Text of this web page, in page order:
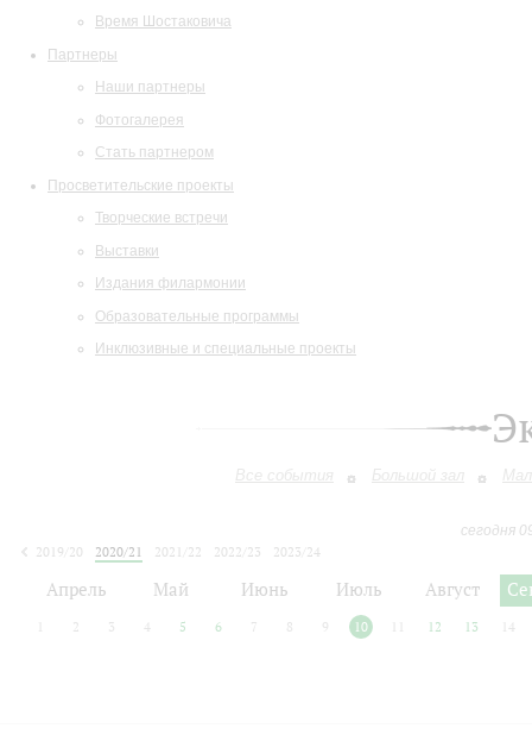
Время Шостаковича
Партнеры
Наши партнеры
Фотогалерея
Стать партнером
Просветительские проекты
Творческие встречи
Выставки
Издания филармонии
Образовательные программы
Инклюзивные и специальные проекты
Все события Большой зал
сегодня
2019/20
2020/21 2021/22 2022/23
2023/24
Апрель Май Июнь Июль Август
2 3 4 5 6 7 8 9 10 12 13 14